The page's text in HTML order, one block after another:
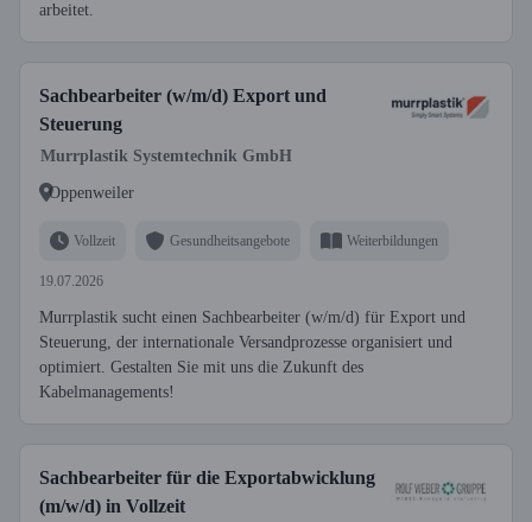
arbeitet.
Sachbearbeiter (w/m/d) Export und
Steuerung
Murrplastik Systemtechnik GmbH
Oppenweiler
Vollzeit Gesundheitsangebote Weiterbildungen
19.07.2026
Murrplastik sucht einen Sachbearbeiter (w/m/d) für Export und
Steuerung, der internationale Versandprozesse organisiert und
optimiert. Gestalten Sie mit uns die Zukunft des
Kabelmanagements!
Sachbearbeiter für die Exportabwicklung
(m/w/d) in Vollzeit